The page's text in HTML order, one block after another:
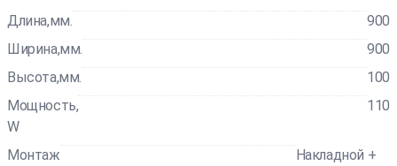
Длина,мм.
900
Ширина,мм.
900
Высота,мм.
100
Мощность,
W
110
Монтаж
Накладной +